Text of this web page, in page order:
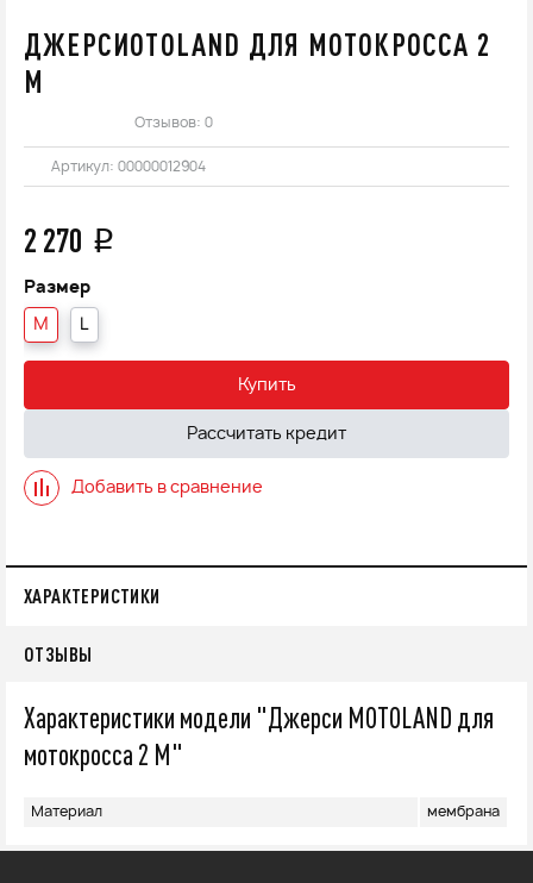
ДЖЕРСИOTOLAND ДЛЯ МОТОКРОССА 2
М
Отзывов: 0
Артикул: 00000012904
2 270 q
Размер
M L
Купить
Рассчитать кредит
Добавить в сравнение
ХАРАКТЕРИСТИКИ
ОТЗЫВЫ
Характеристики модели "Джерси MOTOLAND для
мотокросса 2 М"
Материал мембрана